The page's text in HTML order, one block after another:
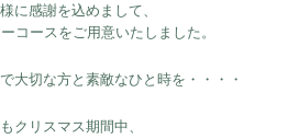
に感謝を込めまして、
コースをご用意いたしました。
大切な方と素敵なひと時を・・・・
クリスマス期間中、